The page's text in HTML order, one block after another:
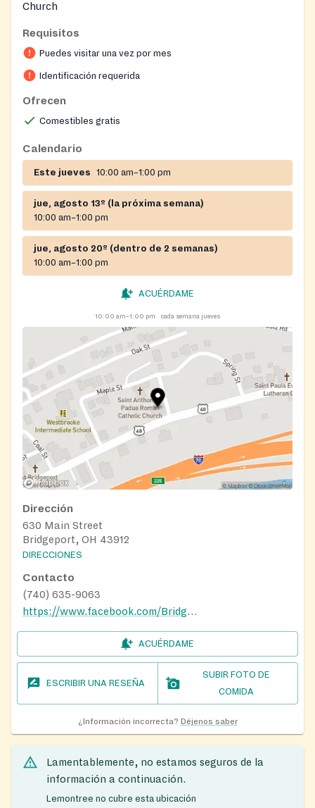
Church
Requisitos
Puedes visitar una vez por mes
Identificación requerida
Ofrecen
Comestibles gratis
Calendario
Este jueves 10:00 am–1:00 pm
jue, agosto 13º (la próxima semana)
10:00 am–1:00 pm
jue, agosto 20º (dentro de 2 semanas)
10:00 am–1:00 pm
ACUÉRDAME
10:00 am–1:00 pm cada semana jueves
Dirección
630 Main Street
Bridgeport, OH 43912
DIRECCIONES
Contacto
(740) 635-9063
https://www.facebook.com/BridgeportChristianFriendshipCouncil
ACUÉRDAME
ESCRIBIR UNA RESEÑA
SUBIR FOTO DE
COMIDA
¿Información incorrecta? Déjenos saber
Lamentablemente, no estamos seguros de la
información a continuación.
Lemontree no cubre esta ubicación